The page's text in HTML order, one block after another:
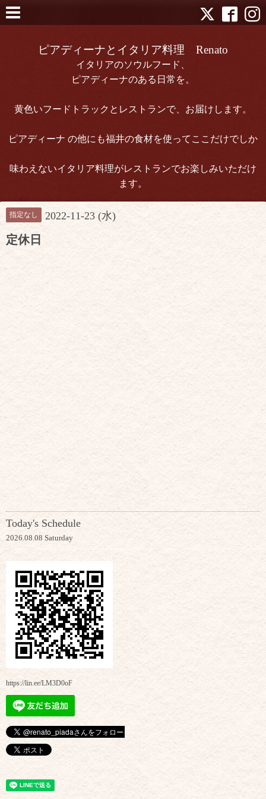
ピアディーナとイタリア料理 Renato
イタリアのソウルフード、
ピアディーナのある日常を。
黄色いフードトラックとレストランで、お届けします。
ピアディーナ の他にも福井の食材を使ってここだけでしか
味わえないイタリア料理がレストランでお楽しみいただけ
ます。
指定なし 2022-11-23 (水)
定休日
Today's Schedule
2026.08.08 Saturday
https://lin.ee/LM3D0oF